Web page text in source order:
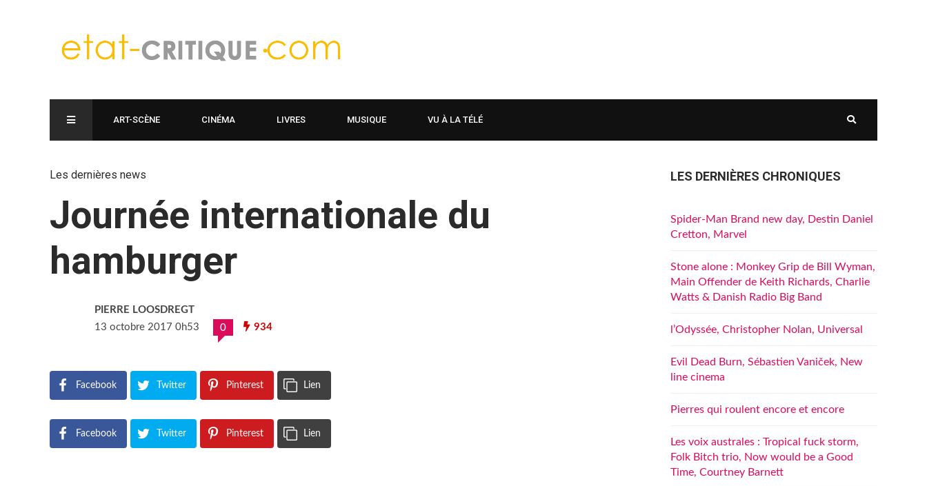
ART-SCÈNE CINÉMA LIVRES MUSIQUE VU À LA TÉLÉ
Les dernières news
Journée internationale du
hamburger
PIERRE LOOSDREGT
13 octobre 2017 0h53
0 934
Facebook Twitter Pinterest Lien
Facebook Twitter Pinterest Lien
LES DERNIÈRES CHRONIQUES
Spider-Man Brand new day, Destin Daniel
Cretton, Marvel
Stone alone : Monkey Grip de Bill Wyman,
Main Offender de Keith Richards, Charlie
Watts & Danish Radio Big Band
l’Odyssée, Christopher Nolan, Universal
Evil Dead Burn, Sébastien Vaniček, New
line cinema
Pierres qui roulent encore et encore
Les voix australes : Tropical fuck storm,
Folk Bitch trio, Now would be a Good
Time, Courtney Barnett